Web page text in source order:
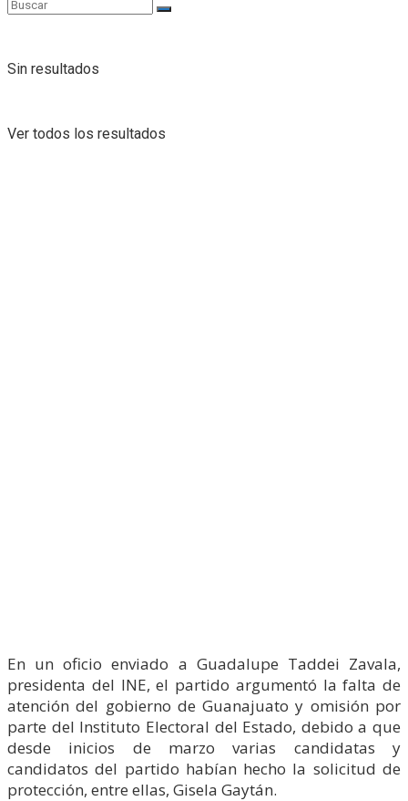
Sin resultados
Ver todos los resultados
En un oficio enviado a Guadalupe Taddei Zavala,
presidenta del INE, el partido argumentó la falta de
atención del gobierno de Guanajuato y omisión por
parte del Instituto Electoral del Estado, debido a que
desde inicios de marzo varias candidatas y
candidatos del partido habían hecho la solicitud de
protección, entre ellas, Gisela Gaytán.